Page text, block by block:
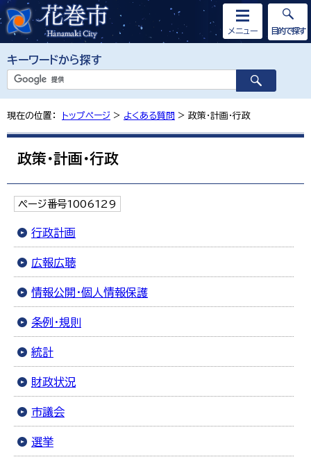
キーワードから探す
メニュー 目的で探す
現在の位置： トップページ > よくある質問 > 政策・計画・行政
政策・計画・行政
ページ番号1006129
行政計画
広報広聴
情報公開・個人情報保護
条例・規則
統計
財政状況
市議会
選挙